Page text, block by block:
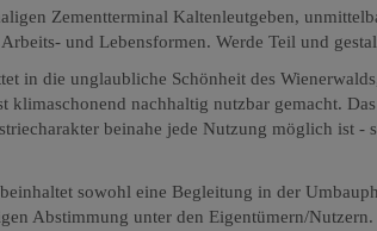
Zementterminal Kaltenleutgeben,
und Lebensformen. Werde Teil und
in die unglaubliche Schönheit des
klimaschonend nachhaltig nutzbar gemacht.
beinahe jede Nutzung möglich ist
sowohl eine Begleitung in der
Abstimmung unter den Eigentümern/Nutzern.